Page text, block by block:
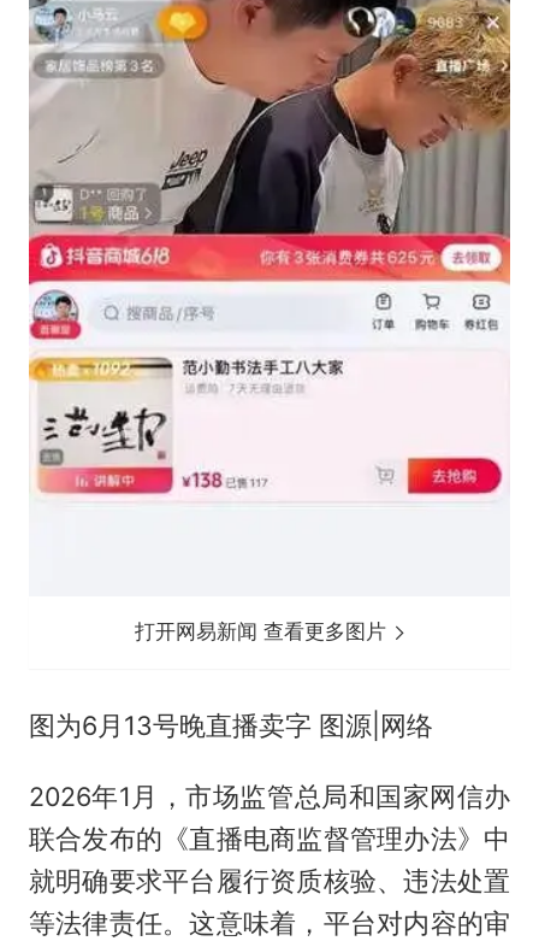
打开网易新闻 查看更多图片
图为6月13号晚直播卖字 图源|网络
2026年1月，市场监管总局和国家网信办
联合发布的《直播电商监督管理办法》中
就明确要求平台履行资质核验、违法处置
等法律责任。这意味着，平台对内容的审